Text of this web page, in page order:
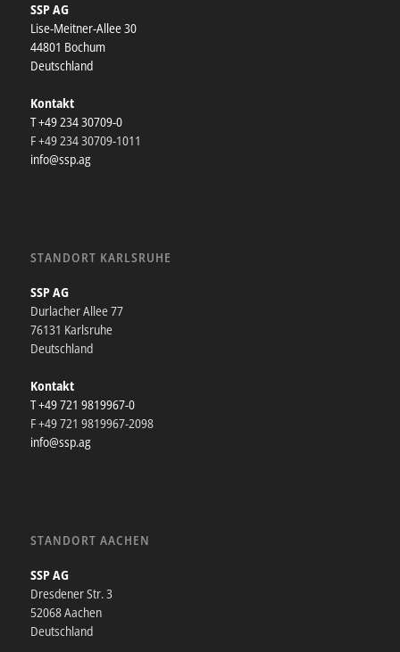
SSP AG
Lise-Meitner-Allee 30
44801 Bochum
Deutschland
Kontakt
T +49 234 30709-0
F +49 234 30709-1011
info@ssp.ag
STANDORT KARLSRUHE
SSP AG
Durlacher Allee 77
76131 Karlsruhe
Deutschland
Kontakt
T +49 721 9819967-0
F +49 721 9819967-2098
info@ssp.ag
STANDORT AACHEN
SSP AG
Dresdener Str. 3
52068 Aachen
Deutschland